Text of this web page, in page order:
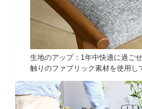
生地のアップ：1年中快適に過ご
触りのファブリック素材を使用し